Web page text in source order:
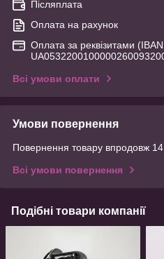
Післяплата
Оплата на рахунок
Оплата за реквізитами (IBAN
Всі умови оплати
Умови повернення
Повернення товару впродовж 14
Всі умови повернення
Подібні товари компанії